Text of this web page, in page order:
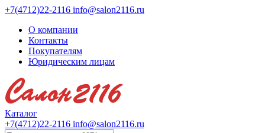
+7(4712)22-2116 info@salon2116.ru
О компании
Контакты
Покупателям
Юридическим лицам
Каталог
+7(4712)22-2116 info@salon2116.ru